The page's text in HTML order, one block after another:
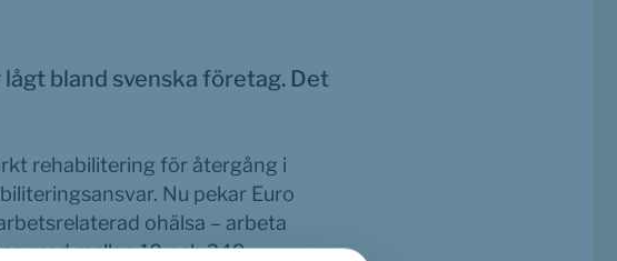
bland svenska företag. Det
rehabilitering för återgång i
Nu pekar Euro
ohälsa – arbeta
med mellan 10 och 249